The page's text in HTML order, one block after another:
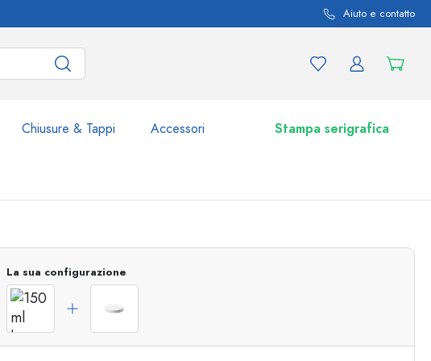
Aiuto e contatto
Chiusure & Tappi Accessori Stampa serigrafica
Vasetti e Barattoli
La sua configurazione